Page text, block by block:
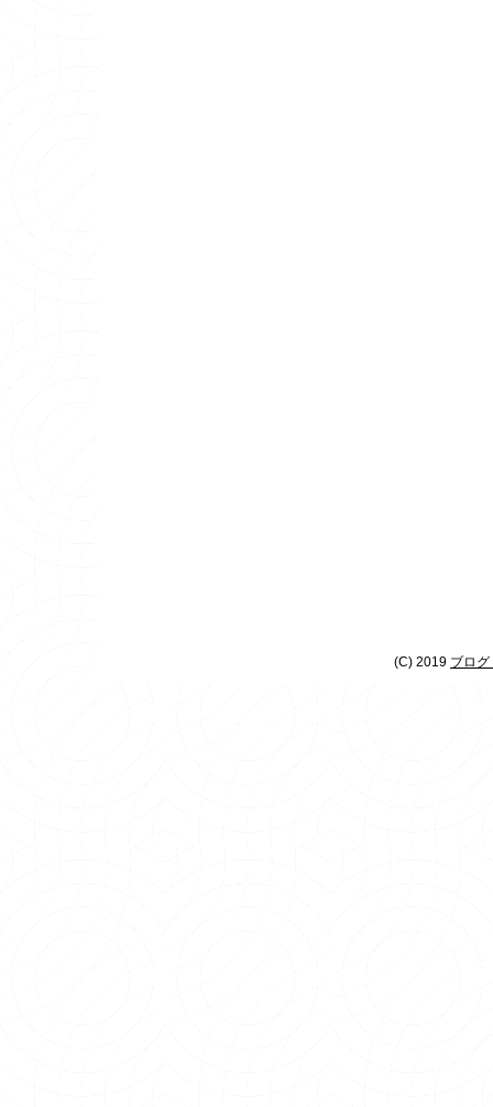
(C) 2019 ブロ